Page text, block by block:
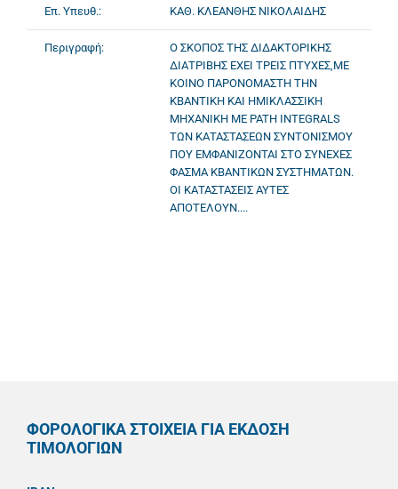
Επ. Υπευθ.: ΚΑΘ. ΚΛΕΑΝΘΗΣ ΝΙΚΟΛΑΙΔΗΣ
Περιγραφή:
Ο ΣΚΟΠΟΣ ΤΗΣ ΔΙΔΑΚΤΟΡΙΚΗΣ
ΔΙΑΤΡΙΒΗΣ ΕΧΕΙ ΤΡΕΙΣ ΠΤΥΧΕΣ,ΜΕ
ΚΟΙΝΟ ΠΑΡΟΝΟΜΑΣΤΗ ΤΗΝ
ΚΒΑΝΤΙΚΗ ΚΑΙ ΗΜΙΚΛΑΣΣΙΚΗ
ΜΗΧΑΝΙΚΗ ΜΕ PATH INTEGRALS
ΤΩΝ ΚΑΤΑΣΤΑΣΕΩΝ ΣΥΝΤΟΝΙΣΜΟΥ
ΠΟΥ ΕΜΦΑΝΙΖΟΝΤΑΙ ΣΤΟ ΣΥΝΕΧΕΣ
ΦΑΣΜΑ ΚΒΑΝΤΙΚΩΝ ΣΥΣΤΗΜΑΤΩΝ.
ΟΙ ΚΑΤΑΣΤΑΣΕΙΣ ΑΥΤΕΣ
ΑΠΟΤΕΛΟΥΝ....
ΦΟΡΟΛΟΓΙΚΑ ΣΤΟΙΧΕΙΑ ΓΙΑ ΕΚΔΟΣΗ
ΤΙΜΟΛΟΓΙΩΝ